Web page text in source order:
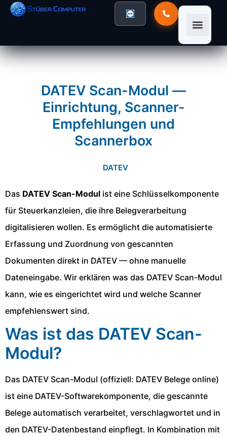
DATEV Scan-Modul —
Einrichtung, Scanner-
Empfehlungen und
Scannerbox
DATEV
Das DATEV Scan-Modul ist eine Schlüsselkomponente
für Steuerkanzleien, die ihre Belegverarbeitung
digitalisieren wollen. Es ermöglicht die automatisierte
Erfassung und Zuordnung von gescannten
Dokumenten direkt in DATEV — ohne manuelle
Dateneingabe. Wir erklären was das DATEV Scan-Modul
kann, wie es eingerichtet wird und welche Scanner
empfehlenswert sind.
Was ist das DATEV Scan-
Modul?
Das DATEV Scan-Modul (offiziell: DATEV Belege online)
ist eine DATEV-Softwarekomponente, die gescannte
Belege automatisch verarbeitet, verschlagwortet und in
den DATEV-Datenbestand einpflegt. In Kombination mit